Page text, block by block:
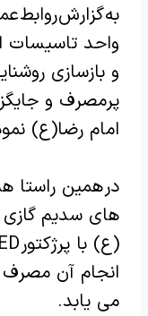
️به گزارش
واحد تاسیسات
و بازسازی
پرمصرف و
امام رضا(ع)
در همین
های سدیم گازی
(ع) با پرژکتور
انجام آن
می یابد.‌